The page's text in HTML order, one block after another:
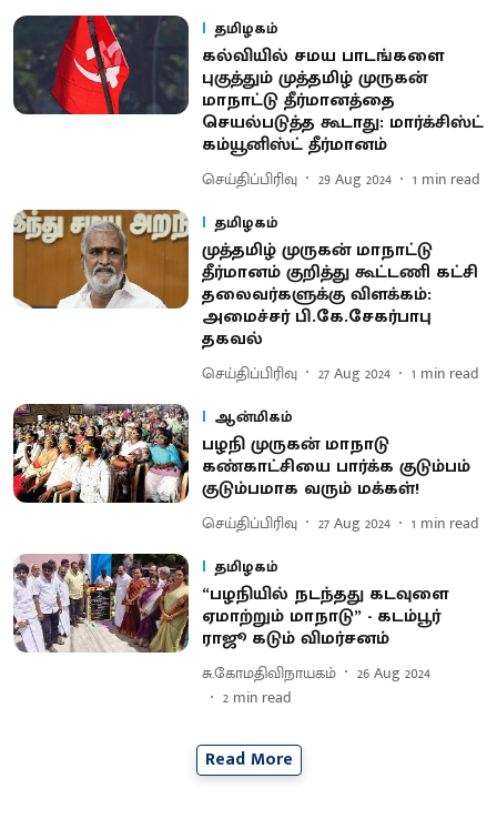
தமிழகம்
கல்வியில் சமய பாடங்களை
புகுத்தும் முத்தமிழ் முருகன்
மாநாட்டு தீர்மானத்தை
செயல்படுத்த கூடாது: மார்க்சிஸ்ட்
கம்யூனிஸ்ட் தீர்மானம்
செய்திப்பிரிவு 29 Aug 2024 1 min read
தமிழகம்
முத்தமிழ் முருகன் மாநாட்டு
தீர்மானம் குறித்து கூட்டணி கட்சி
தலைவர்களுக்கு விளக்கம்:
அமைச்சர் பி.கே.சேகர்பாபு
தகவல்
செய்திப்பிரிவு 27 Aug 2024 1 min read
ஆன்மிகம்
பழநி முருகன் மாநாடு
கண்காட்சியை பார்க்க குடும்பம்
குடும்பமாக வரும் மக்கள்!
செய்திப்பிரிவு 27 Aug 2024 1 min read
தமிழகம்
“பழநியில் நடந்தது கடவுளை
ஏமாற்றும் மாநாடு” - கடம்பூர்
ராஜூ கடும் விமர்சனம்
சு.கோமதிவிநாயகம்
26 Aug 2024
2 min read
Read More